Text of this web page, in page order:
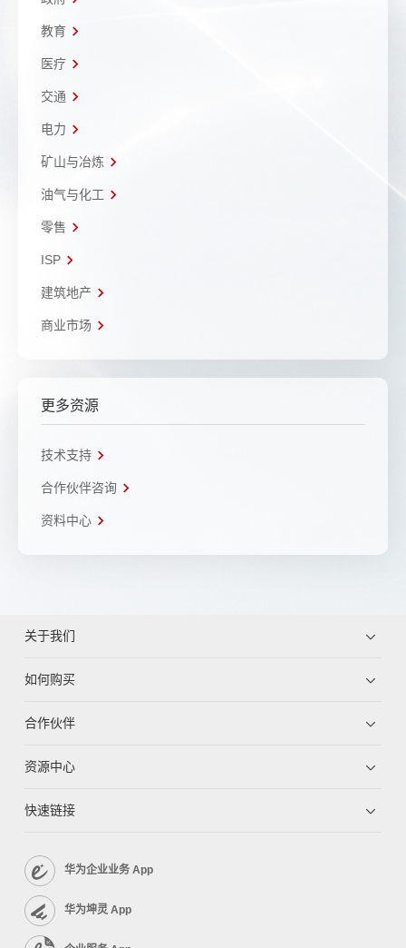
教育
医疗
交通
电力
矿山与冶炼
油气与化工
零售
ISP
建筑地产
商业市场
更多资源
技术支持
合作伙伴咨询
资料中心
关于我们
如何购买
合作伙伴
资源中心
快速链接
华为企业业务 App
华为坤灵 App